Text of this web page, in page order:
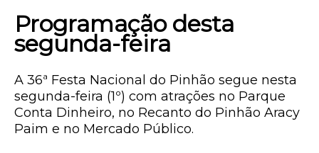
Programação desta
segunda-feira
A 36ª Festa Nacional do Pinhão segue nesta
segunda-feira (1º) com atrações no Parque
Conta Dinheiro, no Recanto do Pinhão Aracy
Paim e no Mercado Público.